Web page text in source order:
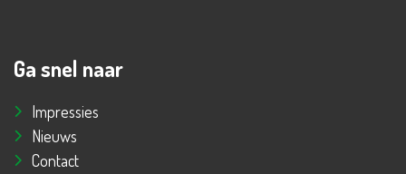
Ga snel naar
Impressies
Nieuws
Contact